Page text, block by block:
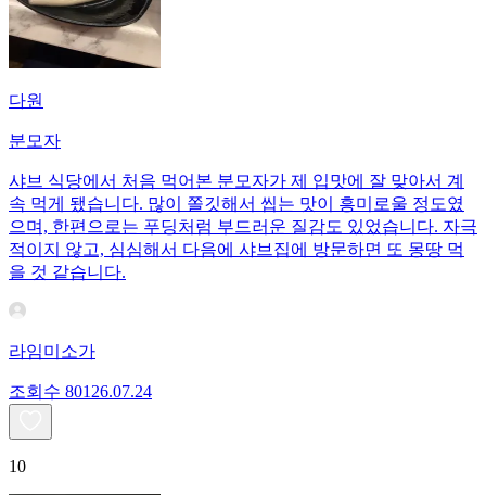
다원
분모자
샤브 식당에서 처음 먹어본 분모자가 제 입맛에 잘 맞아서 계
속 먹게 됐습니다. 많이 쫄깃해서 씹는 맛이 흥미로울 정도였
으며, 한편으로는 푸딩처럼 부드러운 질감도 있었습니다. 자극
적이지 않고, 심심해서 다음에 샤브집에 방문하면 또 몽땅 먹
을 것 같습니다.
라임미소가
조회수 801 26.07.24
10